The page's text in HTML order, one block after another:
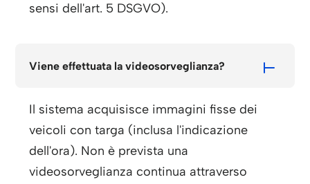
sensi dell'art. 5 DSGVO).
Viene effettuata la videosorveglianza?
Il sistema acquisisce immagini fisse dei
veicoli con targa (inclusa l'indicazione
dell'ora). Non è prevista una
videosorveglianza continua attraverso